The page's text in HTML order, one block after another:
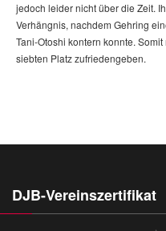
jedoch leider nicht über die Zeit.
Verhängnis, nachdem Gehring
Tani-Otoshi kontern konnte.
siebten Platz zufriedengeben.
DJB-Vereinszertifikat